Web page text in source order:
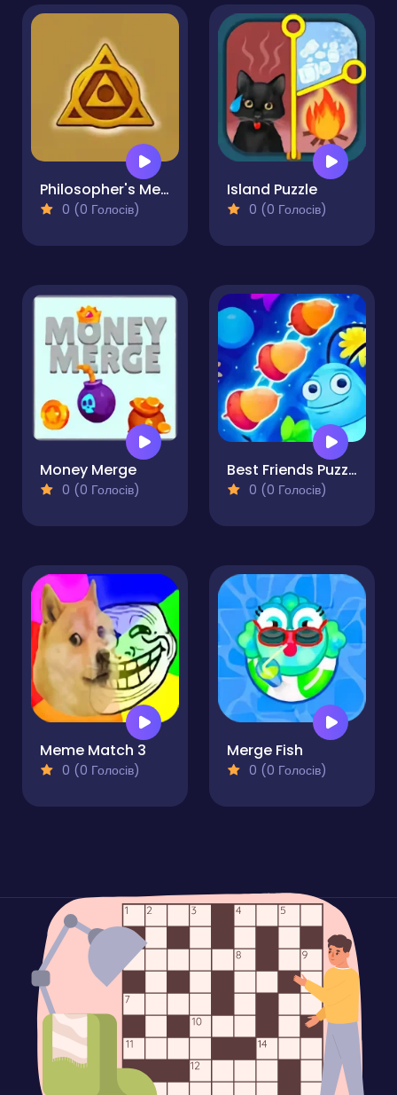
Philosopher's Merge
0 (0 Голосів)
Island Puzzle
0 (0 Голосів)
Money Merge
0 (0 Голосів)
Best Friends Puzzle
0 (0 Голосів)
Meme Match 3
0 (0 Голосів)
Merge Fish
0 (0 Голосів)